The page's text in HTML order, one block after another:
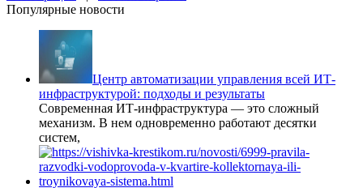
Популярные новости
Центр автоматизации управления всей ИТ-
инфраструктурой: подходы и результаты
Современная ИТ-инфраструктура — это сложный
механизм. В нем одновременно работают десятки
систем,